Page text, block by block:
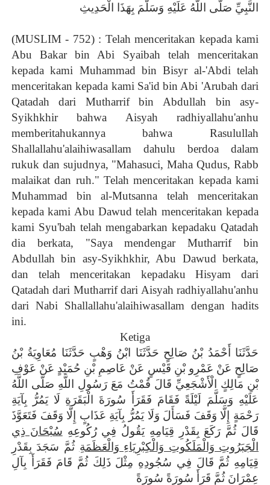
النَّبِيِّ صَلَّى اللَّهُ عَلَيْهِ وَسَلَّمَ بِهَذَا الْحَدِيثِ
(MUSLIM - 752) : Telah menceritakan kepada kami
Abu Bakar bin Abi Syaibah telah menceritakan
kepada kami Muhammad bin Bisyr al-'Abdi telah
menceritakan kepada kami Sa'id bin Abi 'Arubah dari
Qatadah dari Mutharrif bin Abdullah bin asy-
Syikhkhir bahwa Aisyah radhiyallahu'anhu
memberitahukannya bahwa Rasulullah
Shallallahu'alaihiwasallam dahulu berdoa dalam
rukuk dan sujudnya, "Mahasuci, Maha Qudus, Rabb
malaikat dan ruh." Telah menceritakan kepada kami
Muhammad bin al-Mutsanna telah menceritakan
kepada kami Abu Dawud telah menceritakan kepada
kami Syu'bah telah mengabarkan kepadaku Qatadah
dia berkata, "Saya mendengar Mutharrif bin
Abdullah bin asy-Syikhkhir, Abu Dawud berkata,
dan telah menceritakan kepadaku Hisyam dari
Qatadah dari Mutharrif dari Aisyah radhiyallahu'anhu
dari Nabi Shallallahu'alaihiwasallam dengan hadits
ini.
Ketiga
حَدَّثَنَا أَحْمَدُ بْنُ صَالِحٍ حَدَّثَنَا ابْنُ وَهْبٍ حَدَّثَنَا مُعَاوِيَةُ بْنُ
صَالِحٍ عَنْ عَمْرِو بْنِ قَيْسٍ عَنْ عَاصِمِ بْنِ حُمَيْدٍ عَنْ عَوْفِ
بْنِ مَالِكٍ الْأَشْجَعِيِّ قَالَ قُمْتُ مَعَ رَسُولِ اللَّهِ صَلَّى اللَّهُ
عَلَيْهِ وَسَلَّمَ لَيْلَةً فَقَامَ فَقَرَأَ سُورَةَ الْبَقَرَةِ لَا يَمُرُّ بِآيَةِ
رَحْمَةٍ إِلَّا وَقَفَ فَسَأَلَ وَلَا يَمُرُّ بِآيَةِ عَذَابٍ إِلَّا وَقَفَ فَتَعَوَّذَ
قَالَ ثُمَّ رَكَعَ بِقَدْرِ قِيَامِهِ يَقُولُ فِي رُكُوعِهِ سُبْحَانَ ذِي
الْجَبَرُوتِ وَالْمَلَكُوتِ وَالْكِبْرِيَاءِ وَالْعَظَمَةِ ثُمَّ سَجَدَ بِقَدْرِ
قِيَامِهِ ثُمَّ قَالَ فِي سُجُودِهِ مِثْلَ ذَلِكَ ثُمَّ قَامَ فَقَرَأَ بِآلِ
عِمْرَانَ ثُمَّ قَرَأَ سُورَةً سُورَةً